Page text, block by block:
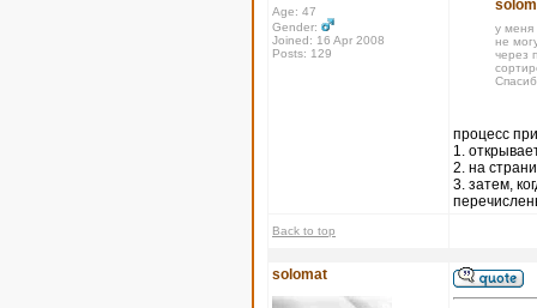
Age: 47
Gender:
Joined: 16 Apr 2008
Posts: 129
у меня
не
через
процесс
1.
2. на
3. затем,
Back to top
solomat